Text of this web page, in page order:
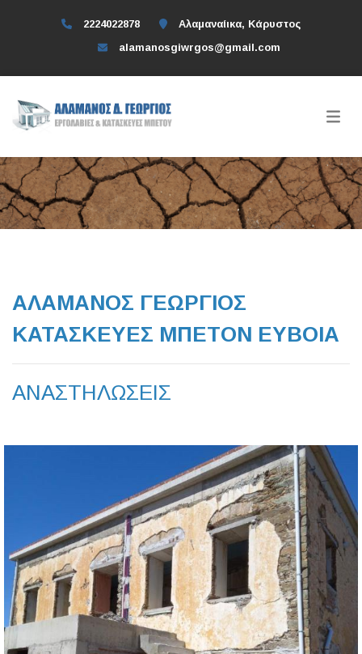
2224022878
Αλαμαναίικα, Κάρυστος
alamanosgiwrgos@gmail.com
ΑΛΑΜΑΝΟΣ ΓΕΩΡΓΙΟΣ
ΚΑΤΑΣΚΕΥΕΣ ΜΠΕΤΟΝ ΕΥΒΟΙΑ
ΑΝΑΣΤΗΛΩΣΕΙΣ